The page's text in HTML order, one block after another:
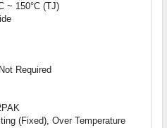
~ 150°C (TJ)
Not Required
(Fixed), Over Temperature